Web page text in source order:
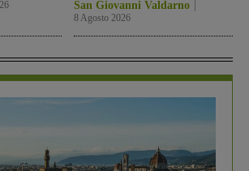
San Giovanni Valdarno
8 Agosto 2026